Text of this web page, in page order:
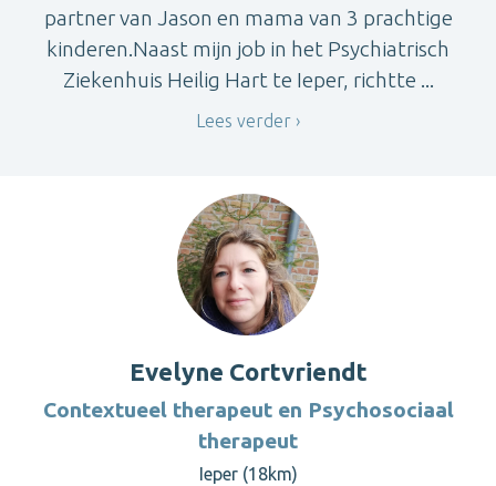
partner van Jason en mama van 3 prachtige
kinderen.Naast mijn job in het Psychiatrisch
Ziekenhuis Heilig Hart te Ieper, richtte ...
Lees verder
Evelyne Cortvriendt
Contextueel therapeut en Psychosociaal
therapeut
Ieper (18km)